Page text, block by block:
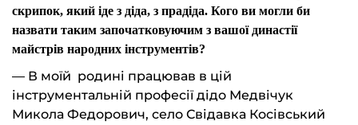
скрипок, який іде з діда, з прадіда. Кого ви могли би
назвати таким започатковуючим з вашої династії
майстрів народних інструментів?
— В моїй родині працював в цій
інструментальній професії дідо Медвічук
Микола Федорович, село Свідавка Косівський